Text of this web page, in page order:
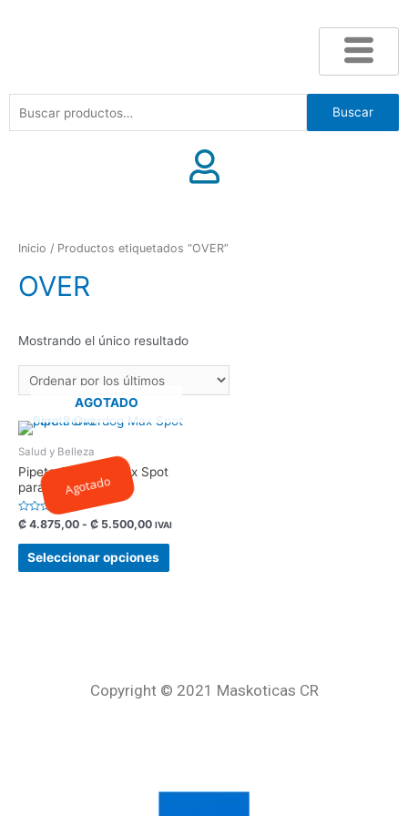
Buscar
Inicio / Productos etiquetados “OVER”
OVER
Mostrando el único resultado
Agotado
AGOTADO
Salud y Belleza
Pipeta Overdog Max Spot
para Perro
Valorado
con
0
₡ 4.875,00 - ₡ 5.500,00 IVAI
Seleccionar opciones
Copyright © 2021 Maskoticas CR